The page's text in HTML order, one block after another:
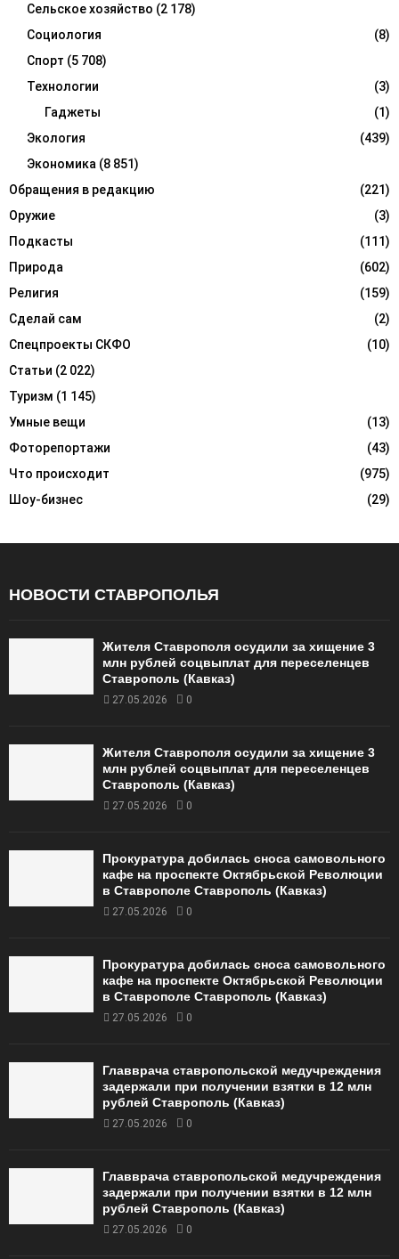
Сельское хозяйство (2 178)
Социология
(8)
Спорт (5 708)
Технологии
(3)
Гаджеты
(1)
Экология
(439)
Экономика (8 851)
Обращения в редакцию
(221)
Оружие
(3)
Подкасты
(111)
Природа
(602)
Религия
(159)
Сделай сам
(2)
Спецпроекты СКФО
(10)
Статьи (2 022)
Туризм (1 145)
Умные вещи
(13)
Фоторепортажи
(43)
Что происходит
(975)
Шоу-бизнес
(29)
НОВОСТИ СТАВРОПОЛЬЯ
Жителя Ставрополя осудили за хищение 3
млн рублей соцвыплат для переселенцев
Ставрополь (Кавказ)
27.05.2026 0
Жителя Ставрополя осудили за хищение 3
млн рублей соцвыплат для переселенцев
Ставрополь (Кавказ)
27.05.2026 0
Прокуратура добилась сноса самовольного
кафе на проспекте Октябрьской Революции
в Ставрополе Ставрополь (Кавказ)
27.05.2026 0
Прокуратура добилась сноса самовольного
кафе на проспекте Октябрьской Революции
в Ставрополе Ставрополь (Кавказ)
27.05.2026 0
Главврача ставропольской медучреждения
задержали при получении взятки в 12 млн
рублей Ставрополь (Кавказ)
27.05.2026 0
Главврача ставропольской медучреждения
задержали при получении взятки в 12 млн
рублей Ставрополь (Кавказ)
27.05.2026 0